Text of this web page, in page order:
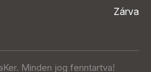
Zárva
Minden jog fenntartva!